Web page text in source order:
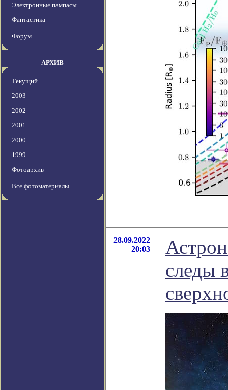
Электронные пампасы
Фантастика
Форум
АРХИВ
Текущий
2003
2002
2001
2000
1999
Фотоархив
Все фотоматериалы
28.09.2022
20:03
следы